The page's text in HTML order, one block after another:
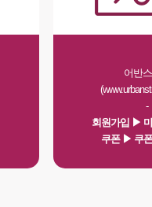
어반
-
회원가입 ▶
쿠폰 ▶ 쿠